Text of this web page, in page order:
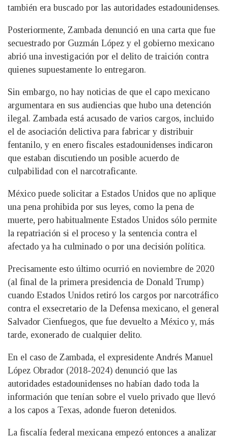
también era buscado por las autoridades estadounidenses.
Posteriormente, Zambada denunció en una carta que fue
secuestrado por Guzmán López y el gobierno mexicano
abrió una investigación por el delito de traición contra
quienes supuestamente lo entregaron.
Sin embargo, no hay noticias de que el capo mexicano
argumentara en sus audiencias que hubo una detención
ilegal. Zambada está acusado de varios cargos, incluido
el de asociación delictiva para fabricar y distribuir
fentanilo, y en enero fiscales estadounidenses indicaron
que estaban discutiendo un posible acuerdo de
culpabilidad con el narcotraficante.
México puede solicitar a Estados Unidos que no aplique
una pena prohibida por sus leyes, como la pena de
muerte, pero habitualmente Estados Unidos sólo permite
la repatriación si el proceso y la sentencia contra el
afectado ya ha culminado o por una decisión política.
Precisamente esto último ocurrió en noviembre de 2020
(al final de la primera presidencia de Donald Trump)
cuando Estados Unidos retiró los cargos por narcotráfico
contra el exsecretario de la Defensa mexicano, el general
Salvador Cienfuegos, que fue devuelto a México y, más
tarde, exonerado de cualquier delito.
En el caso de Zambada, el expresidente Andrés Manuel
López Obrador (2018-2024) denunció que las
autoridades estadounidenses no habían dado toda la
información que tenían sobre el vuelo privado que llevó
a los capos a Texas, adonde fueron detenidos.
La fiscalía federal mexicana empezó entonces a analizar